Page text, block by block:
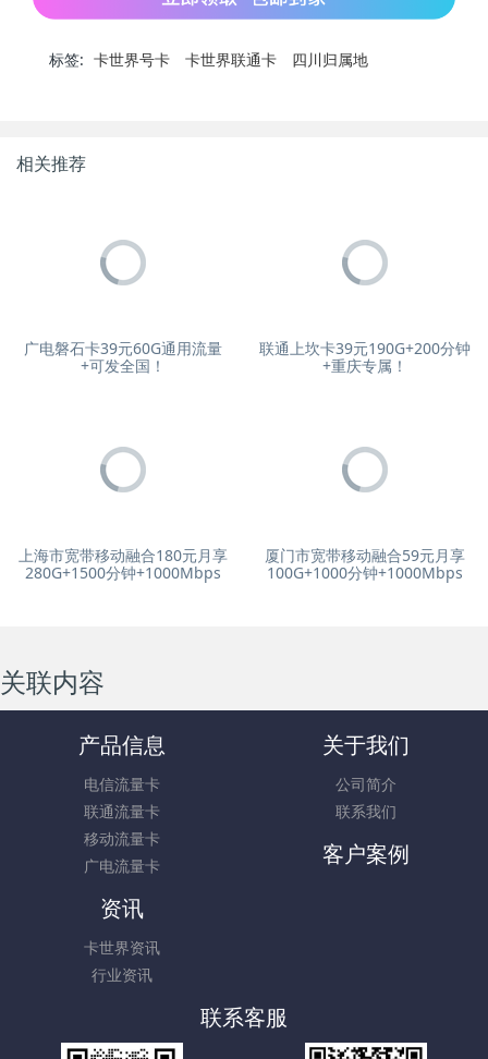
标签: 卡世界号卡 卡世界联通卡 四川归属地
相关推荐
广电磐石卡39元60G通用流量
+可发全国！
联通上坎卡39元190G+200分钟
+重庆专属！
上海市宽带移动融合180元月享
280G+1500分钟+1000Mbps
厦门市宽带移动融合59元月享
100G+1000分钟+1000Mbps
关联内容
产品信息
电信流量卡
联通流量卡
移动流量卡
广电流量卡
关于我们
公司简介
联系我们
客户案例
资讯
卡世界资讯
行业资讯
联系客服